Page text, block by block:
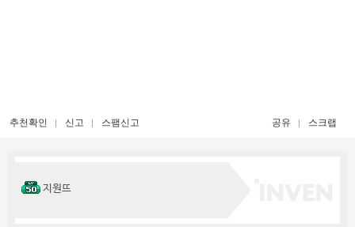
추천확인 신고 스팸신고 공유 스크랩
지원뜨